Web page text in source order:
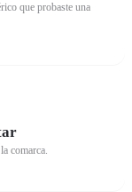
que probaste una
comarca.